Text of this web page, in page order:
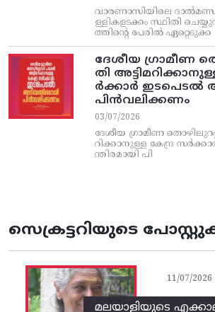
വാരണാസിയിലെ
ള്ളികളടക്കം സ്ഥിതി
ത്തിന്റെ പേരിൽ ഏറ്റെടുക്ക
ദേശീയ ഗ്രാമീണ
തി
ര്‍ക്കാര്‍ ഇടപെടല്‍
പിന്‍വലിക്കണം
03/07/2026
ദേശീയ ഗ്രാമീണ
റിക്കാനുള്ള കേന്ദ്ര
ന്തിരമായി പി
സെക്രട്ടറിയുടെ
മലയാളിയുടെ
11/07/2026